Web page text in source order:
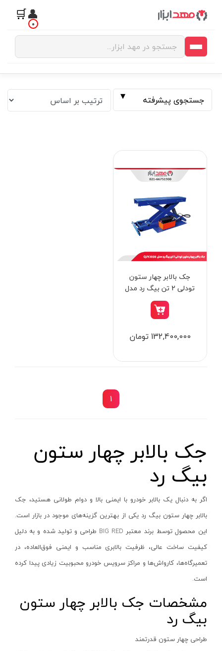
👤
🛒 0
جستجوی پیشرفته
تومان
ابزار جوش و برش
ابزار جانبی
بدون دسته‌بندی
برندها
ابزار خانگی
ابزار تراشکاری
الکترونیک و روشنایی
ابزار ساختمانی
لوازم جانبی خودرو
علف زن کنزاکس
بلک اسمیث-black smith
آروا - ARVA
آاگ - AEG
آنکور - Anchor
آینهل - Einhell
ان ای سی - NEC
ایران ترانس - Iran Trans
بوش - Bosch
جنیوس - Genius
دیوالت - Dewalt
رنگ ها
آبی
نارنجی
قرمز
جک بالابر چهار ستون
تودلی 2 تن بیگ رد مدل
QJYJ020
132,400,000 تومان
1
جک بالابر چهار ستون
بیگ رد
اگر به دنبال یک بالابر خودرو با ایمنی بالا و دوام طولانی هستید، جک
بالابر چهار ستون بیگ رد یکی از بهترین گزینه‌های موجود در بازار است.
این محصول توسط برند معتبر
طراحی و تولید شده و به دلیل
کیفیت ساخت عالی، ظرفیت بالابری مناسب و ایمنی فوق‌العاده، در
تعمیرگاه‌ها، کارواش‌ها و مراکز سرویس خودرو محبوبیت زیادی پیدا کرده
است.
مشخصات جک بالابر چهار ستون
بیگ رد
طراحی چهار ستون قدرتمند